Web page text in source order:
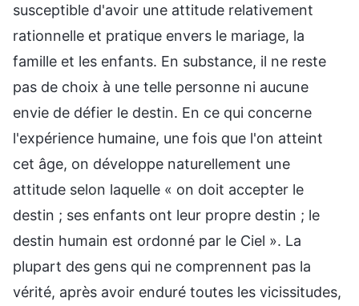
susceptible d'avoir une attitude relativement
rationnelle et pratique envers le mariage, la
famille et les enfants. En substance, il ne reste
pas de choix à une telle personne ni aucune
envie de défier le destin. En ce qui concerne
l'expérience humaine, une fois que l'on atteint
cet âge, on développe naturellement une
attitude selon laquelle « on doit accepter le
destin ; ses enfants ont leur propre destin ; le
destin humain est ordonné par le Ciel ». La
plupart des gens qui ne comprennent pas la
vérité, après avoir enduré toutes les vicissitudes,